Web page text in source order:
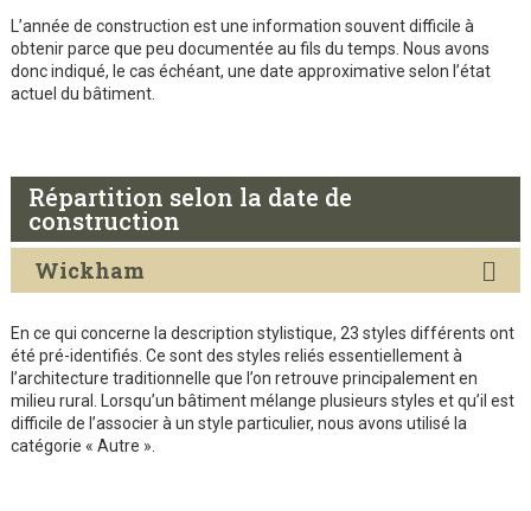
L’année de construction est une information souvent difficile à
obtenir parce que peu documentée au fils du temps. Nous avons
donc indiqué, le cas échéant, une date approximative selon l’état
actuel du bâtiment.
Répartition selon la date de
construction
Wickham
En ce qui concerne la description stylistique, 23 styles différents ont
été pré-identifiés. Ce sont des styles reliés essentiellement à
l’architecture traditionnelle que l’on retrouve principalement en
milieu rural. Lorsqu’un bâtiment mélange plusieurs styles et qu’il est
difficile de l’associer à un style particulier, nous avons utilisé la
catégorie « Autre ».